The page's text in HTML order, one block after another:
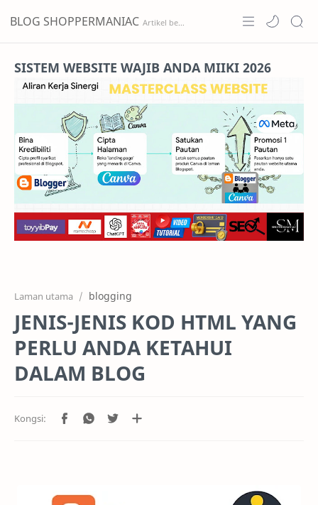
BLOG SHOPPERMANIAC
Projects
Features
Pricing
RTL Mode
SISTEM WEBSITE WAJIB ANDA MIIKI 2026
Laman utama blogging
JENIS-JENIS KOD HTML YANG
PERLU ANDA KETAHUI
DALAM BLOG